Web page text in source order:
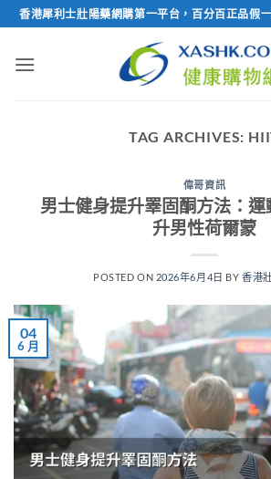
Skip
to
content
香港犀利士壯陽藥網購第一平台，百分百正品假
TAG ARCHIVES:
偉哥資訊
男士健身提升睪固酮方法：
升男性荷爾蒙
POSTED ON 2026年6月4日 BY 香港
04
6 月